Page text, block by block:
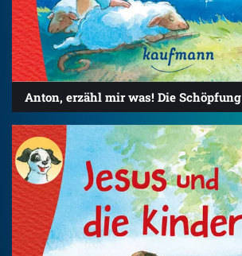
Anton, erzähl mir was! Die Schöpfung